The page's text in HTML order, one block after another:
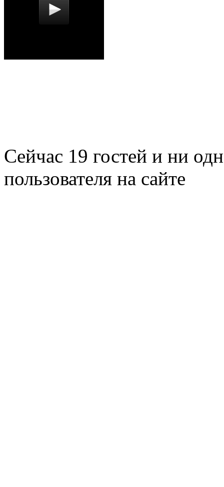
Сейчас 19 гостей и ни
пользователя на сайте